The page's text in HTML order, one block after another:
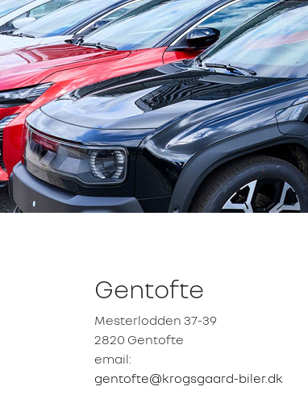
Gentofte
Mesterlodden 37-39
2820 Gentofte
email:
gentofte@krogsgaard-biler.dk